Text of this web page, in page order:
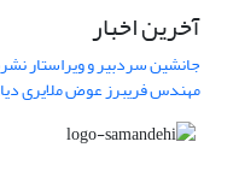
آخرین اخبار
جانشین سردبیر و ویراستار
مهندس فریبرز عوض ملایری